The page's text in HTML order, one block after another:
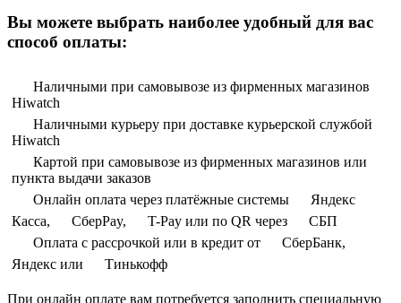
Вы можете выбрать наиболее удобный для вас
способ оплаты:
Наличными при самовывозе из фирменных магазинов
Hiwatch
Наличными курьеру при доставке курьерской службой
Hiwatch
Картой при самовывозе из фирменных магазинов или
пункта выдачи заказов
Онлайн оплата через платёжные системы
Яндекс
Касса,
СберPay, T-Pay или по QR через
СБП
Оплата с рассрочкой или в кредит от
СберБанк,
Яндекс или
Тинькофф
При онлайн оплате вам потребуется заполнить специальную